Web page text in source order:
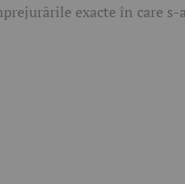
exacte în care s-